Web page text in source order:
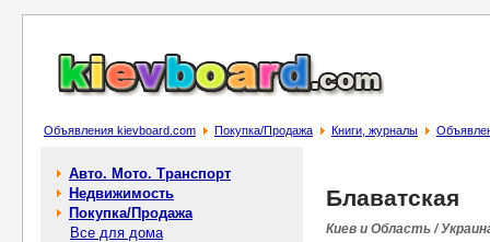
Объявления kievboard.com Покупка/Продажа Книги, журналы
Авто. Мото. Транспорт
Недвижимость
Покупка/Продажа
Все для дома
Блаватская
Киев и Область /